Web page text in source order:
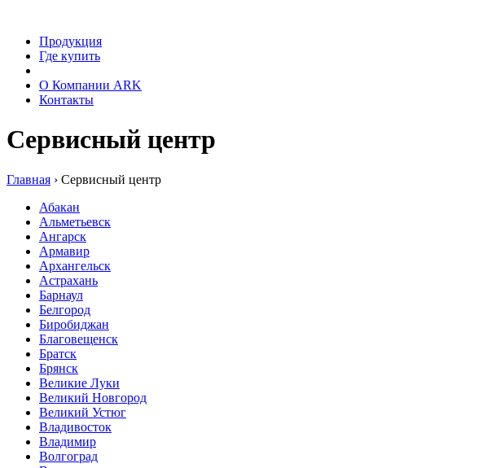
Продукция
Где купить
О Компании ARK
Контакты
Сервисный центр
Главная › Сервисный центр
Абакан
Альметьевск
Ангарск
Армавир
Архангельск
Астрахань
Барнаул
Белгород
Биробиджан
Благовещенск
Братск
Брянск
Великие Луки
Великий Новгород
Великий Устюг
Владивосток
Владимир
Волгоград